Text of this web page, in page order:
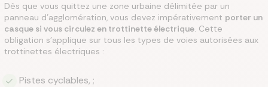
Dès que vous quittez une zone urbaine délimitée par un
panneau d'agglomération, vous devez impérativement porter un
casque si vous circulez en trottinette électrique. Cette
obligation s'applique sur tous les types de voies autorisées aux
trottinettes électriques :
Pistes cyclables, ;